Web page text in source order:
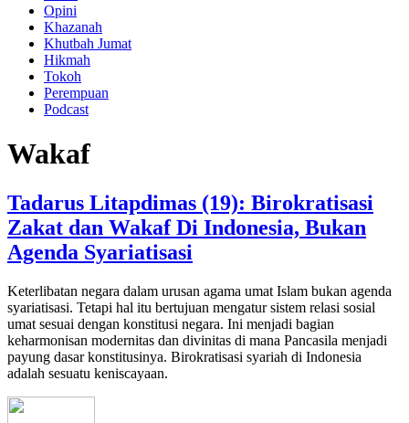
Opini
Khazanah
Khutbah Jumat
Hikmah
Tokoh
Perempuan
Podcast
Wakaf
Tadarus Litapdimas (19): Birokratisasi
Zakat dan Wakaf Di Indonesia, Bukan
Agenda Syariatisasi
Keterlibatan negara dalam urusan agama umat Islam bukan agenda
syariatisasi. Tetapi hal itu bertujuan mengatur sistem relasi sosial
umat sesuai dengan konstitusi negara. Ini menjadi bagian
keharmonisan modernitas dan divinitas di mana Pancasila menjadi
payung dasar konstitusinya. Birokratisasi syariah di Indonesia
adalah sesuatu keniscayaan.